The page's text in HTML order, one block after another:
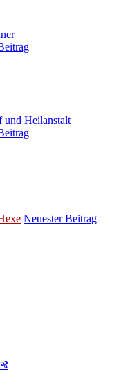
und Heilanstalt
Neuester Beitrag